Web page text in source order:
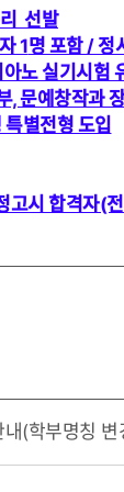
선발
1명 포함/정
노 실기시험
문예창작과
별전형 도입
시 합격자(
(학부명칭 변